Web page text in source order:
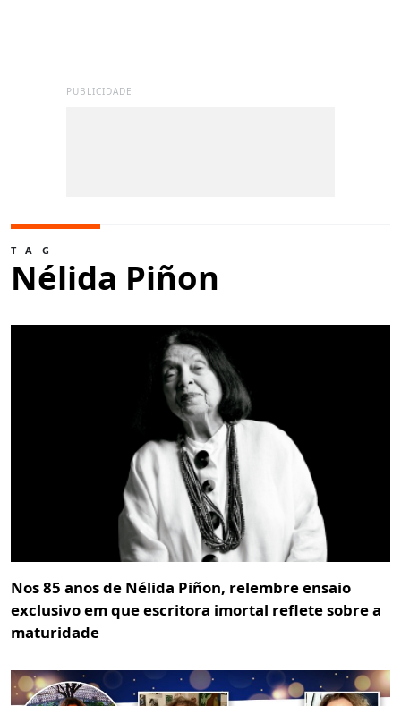
PUBLICIDADE
TAG
Nélida Piñon
Nos 85 anos de Nélida Piñon, relembre ensaio
exclusivo em que escritora imortal reflete sobre a
maturidade